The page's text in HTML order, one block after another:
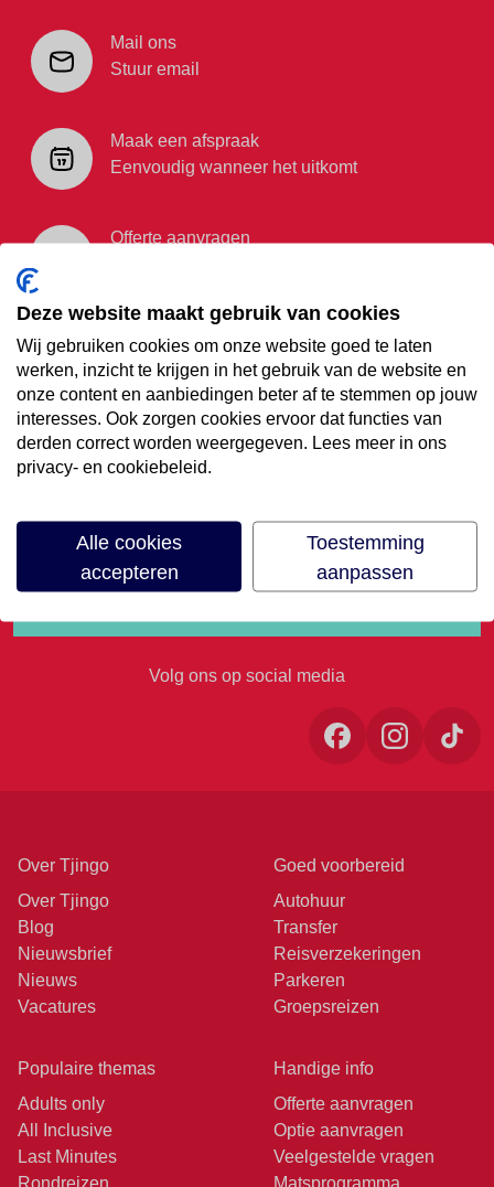
Mail ons
Stuur email
Maak een afspraak
Eenvoudig wanneer het uitkomt
Offerte aanvragen
€35,- korting op je
volgende vakantie
Meld je aan voor onze nieuwsbrief
Volg ons op social media
Over Tjingo
Over Tjingo
Blog
Nieuwsbrief
Nieuws
Vacatures
Goed voorbereid
Autohuur
Transfer
Reisverzekeringen
Parkeren
Groepsreizen
Populaire themas
Adults only
All Inclusive
Last Minutes
Rondreizen
Handige info
Offerte aanvragen
Optie aanvragen
Veelgestelde vragen
Matsprogramma
Deze website maakt gebruik van cookies
Wij gebruiken cookies om onze website goed te laten
werken, inzicht te krijgen in het gebruik van de website en
onze content en aanbiedingen beter af te stemmen op jouw
interesses. Ook zorgen cookies ervoor dat functies van
derden correct worden weergegeven. Lees meer in ons
privacy- en cookiebeleid.
Alle cookies
accepteren
Toestemming
aanpassen